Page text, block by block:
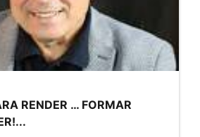
RENDER … FORMAR